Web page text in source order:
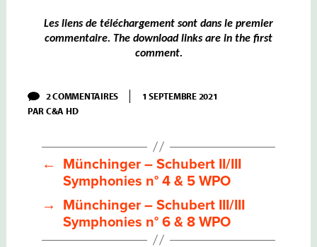
Les liens de téléchargement sont dans le premier
commentaire. The download links are in the first
comment.
2 COMMENTAIRES
SCHNABEL
BEETHOVEN:
BAGATELLEN
OP.
33
126
–
FANTASIA
OP.77
1 SEPTEMBRE 2021
PAR C&A HD
←
Münchinger – Schubert II/III
Symphonies n° 4 & 5 WPO
→
Münchinger – Schubert III/III
Symphonies n° 6 & 8 WPO